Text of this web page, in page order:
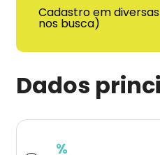
Cadastro em
nos busca)
Dados
%